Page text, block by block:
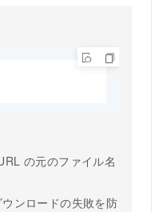
の元のファイル名
ンロードの失敗を防